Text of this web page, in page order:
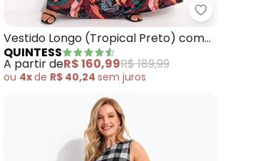
em Tricoline
- Vestido (Natureza Vermelha) emQuintess
Vestido Longo (Tropical Preto) com
Amarrações
QUINTESS
A partir deR$ 160,99R$ 189,99
ou 4xde R$ 40,24 sem juros